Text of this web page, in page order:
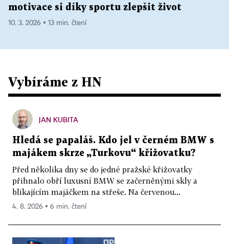
motivace si díky sportu zlepšit život
10. 3. 2026 ▪ 13 min. čtení
Vybíráme z HN
JAN KUBITA
Hledá se papaláš. Kdo jel v černém BMW s
majákem skrze „Turkovu“ křižovatku?
Před několika dny se do jedné pražské křižovatky
přihnalo obří luxusní BMW se začerněnými skly a
blikajícím majáčkem na střeše. Na červenou...
4. 8. 2026 ▪ 6 min. čtení